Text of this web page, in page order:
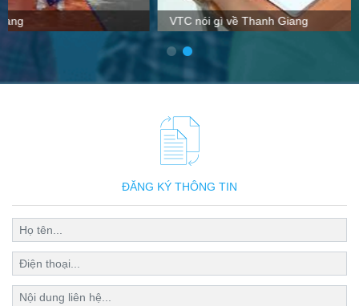
VTC nói gì về Thanh Giang
ĐĂNG KÝ THÔNG TIN